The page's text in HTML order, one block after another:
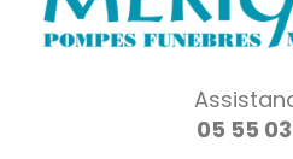
05 55 03